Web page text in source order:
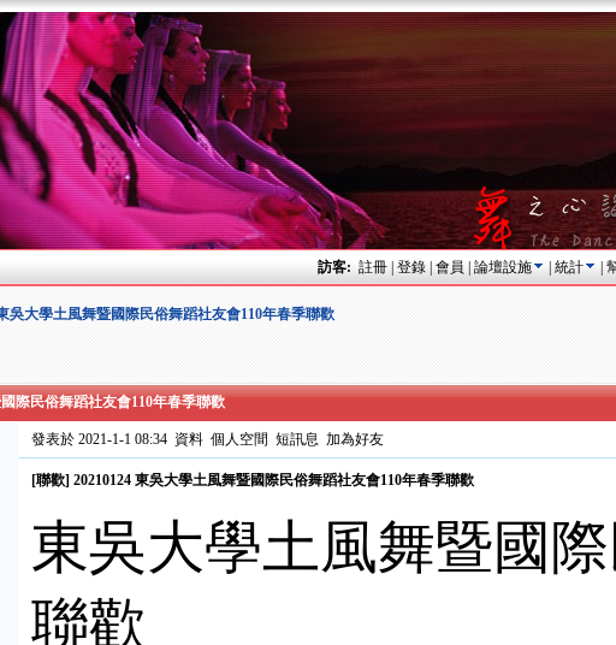
訪客: 註冊| 登錄| 會員 論壇設施 統計
吳大學土風舞暨國際民俗舞蹈社友會110年春季聯歡
際民俗舞蹈社友會110年春季聯歡
發表於 2021-1-1 08:34 資料 個人空間 短訊息 加為好友
[聯歡] 20210124 東吳大學土風舞暨國際民俗舞蹈社友會110年春季聯歡
東吳大學土風舞暨國
聯歡